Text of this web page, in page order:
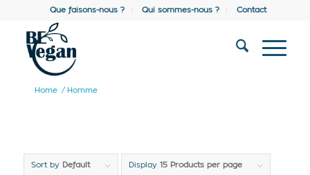
Que faisons-nous ? Qui sommes-nous ? Contact
Home / Homme
Sort by Default Display 15 Products per page